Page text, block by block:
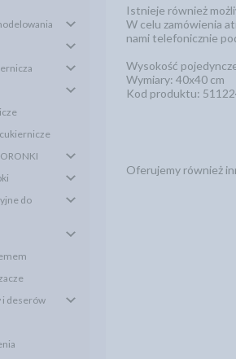
cukiernicze
do
i deserów
Istnieje również
W celu zamówienia
nami telefonicznie
Wysokość
Wymiary: 40x40 cm
Kod produktu:
Oferujemy również